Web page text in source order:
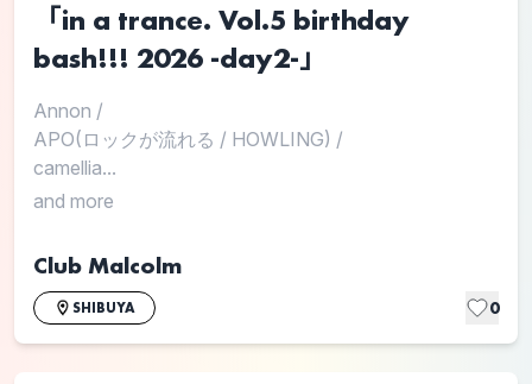
「in a trance. Vol.5 birthday
bash!!! 2026 -day2-」
Annon /
APO(ロックが流れる / HOWLING) /
camellia...
and more
Club Malcolm
SHIBUYA 0